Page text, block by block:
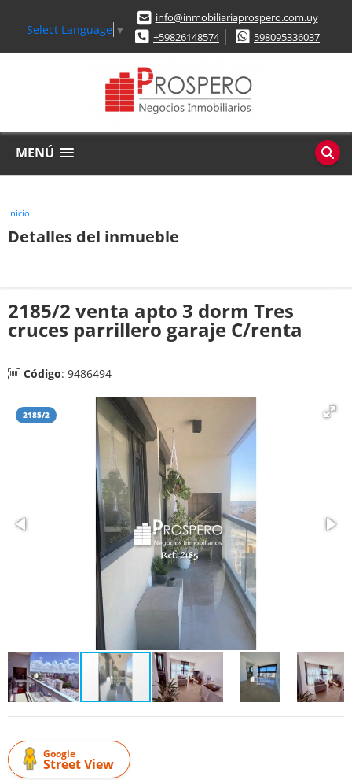
Select Language ▼
info@inmobiliariaprospero.com.uy
+59826148574
598095336037
MENÚ
Inicio
Detalles del inmueble
2185/2 venta apto 3 dorm Tres
cruces parrillero garaje C/renta
Código: 9486494
2185/2
Google
Street View